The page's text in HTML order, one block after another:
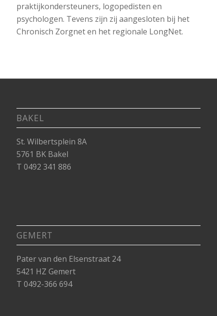
praktijkondersteuners, logopedisten en
psychologen. Tevens zijn zij aangesloten bij het
Chronisch Zorgnet en het regionale LongNet.
BAKEL
St. Wilbertsplein 8A
5761 BK Bakel
T 0492 341 886
GEMERT
Pater van den Elsenstraat 24
5421 HZ Gemert
T 0492-366 694